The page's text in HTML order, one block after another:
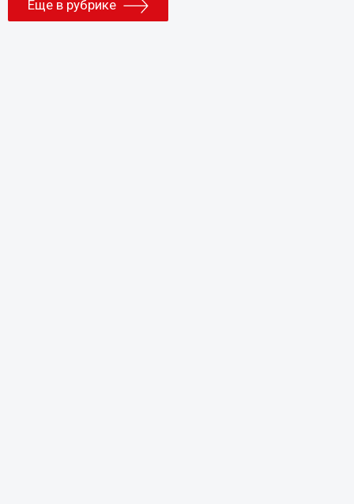
Еще в рубрике